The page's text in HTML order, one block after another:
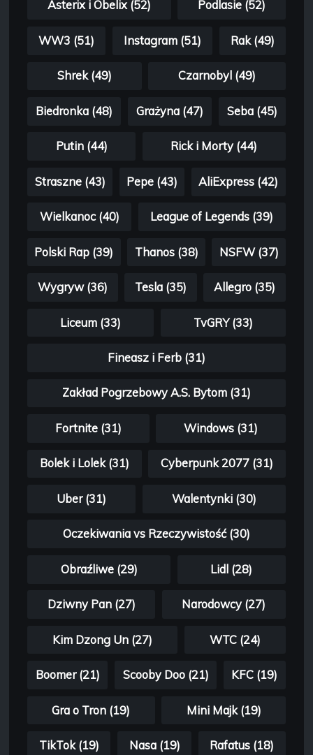
Asterix i Obelix (52) Podlasie (52)
WW3 (51) Instagram (51) Rak (49)
Shrek (49) Czarnobyl (49)
Biedronka (48) Grażyna (47) Seba (45)
Putin (44) Rick i Morty (44)
Straszne (43) Pepe (43) AliExpress (42)
Wielkanoc (40) League of Legends (39)
Polski Rap (39) Thanos (38) NSFW (37)
Wygryw (36) Tesla (35) Allegro (35)
Liceum (33) TvGRY (33)
Fineasz i Ferb (31)
Zakład Pogrzebowy A.S. Bytom (31)
Fortnite (31) Windows (31)
Bolek i Lolek (31) Cyberpunk 2077 (31)
Uber (31) Walentynki (30)
Oczekiwania vs Rzeczywistość (30)
Obraźliwe (29) Lidl (28)
Dziwny Pan (27) Narodowcy (27)
Kim Dzong Un (27) WTC (24)
Boomer (21) Scooby Doo (21) KFC (19)
Gra o Tron (19) Mini Majk (19)
TikTok (19) Nasa (19) Rafatus (18)